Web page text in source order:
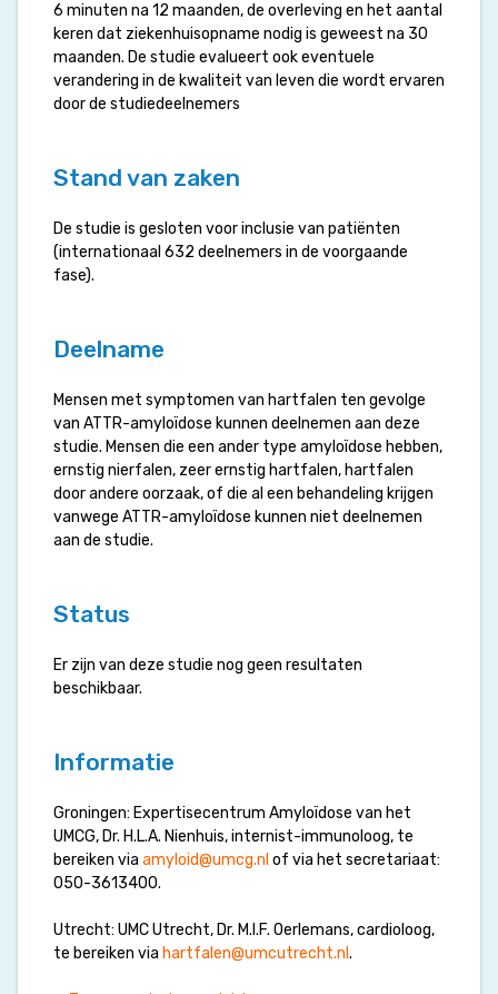
6 minuten na 12 maanden, de overleving en het aantal
keren dat ziekenhuisopname nodig is geweest na 30
maanden. De studie evalueert ook eventuele
verandering in de kwaliteit van leven die wordt ervaren
door de studiedeelnemers
Stand van zaken
De studie is gesloten voor inclusie van patiënten
(internationaal 632 deelnemers in de voorgaande
fase).
Deelname
Mensen met symptomen van hartfalen ten gevolge
van ATTR-amyloïdose kunnen deelnemen aan deze
studie. Mensen die een ander type amyloïdose hebben,
ernstig nierfalen, zeer ernstig hartfalen, hartfalen
door andere oorzaak, of die al een behandeling krijgen
vanwege ATTR-amyloïdose kunnen niet deelnemen
aan de studie.
Status
Er zijn van deze studie nog geen resultaten
beschikbaar.
Informatie
Groningen: Expertisecentrum Amyloïdose van het
UMCG, Dr. H.L.A. Nienhuis, internist-immunoloog, te
bereiken via amyloid@umcg.nl of via het secretariaat:
050-3613400.
Utrecht: UMC Utrecht, Dr. M.I.F. Oerlemans, cardioloog,
te bereiken via hartfalen@umcutrecht.nl .